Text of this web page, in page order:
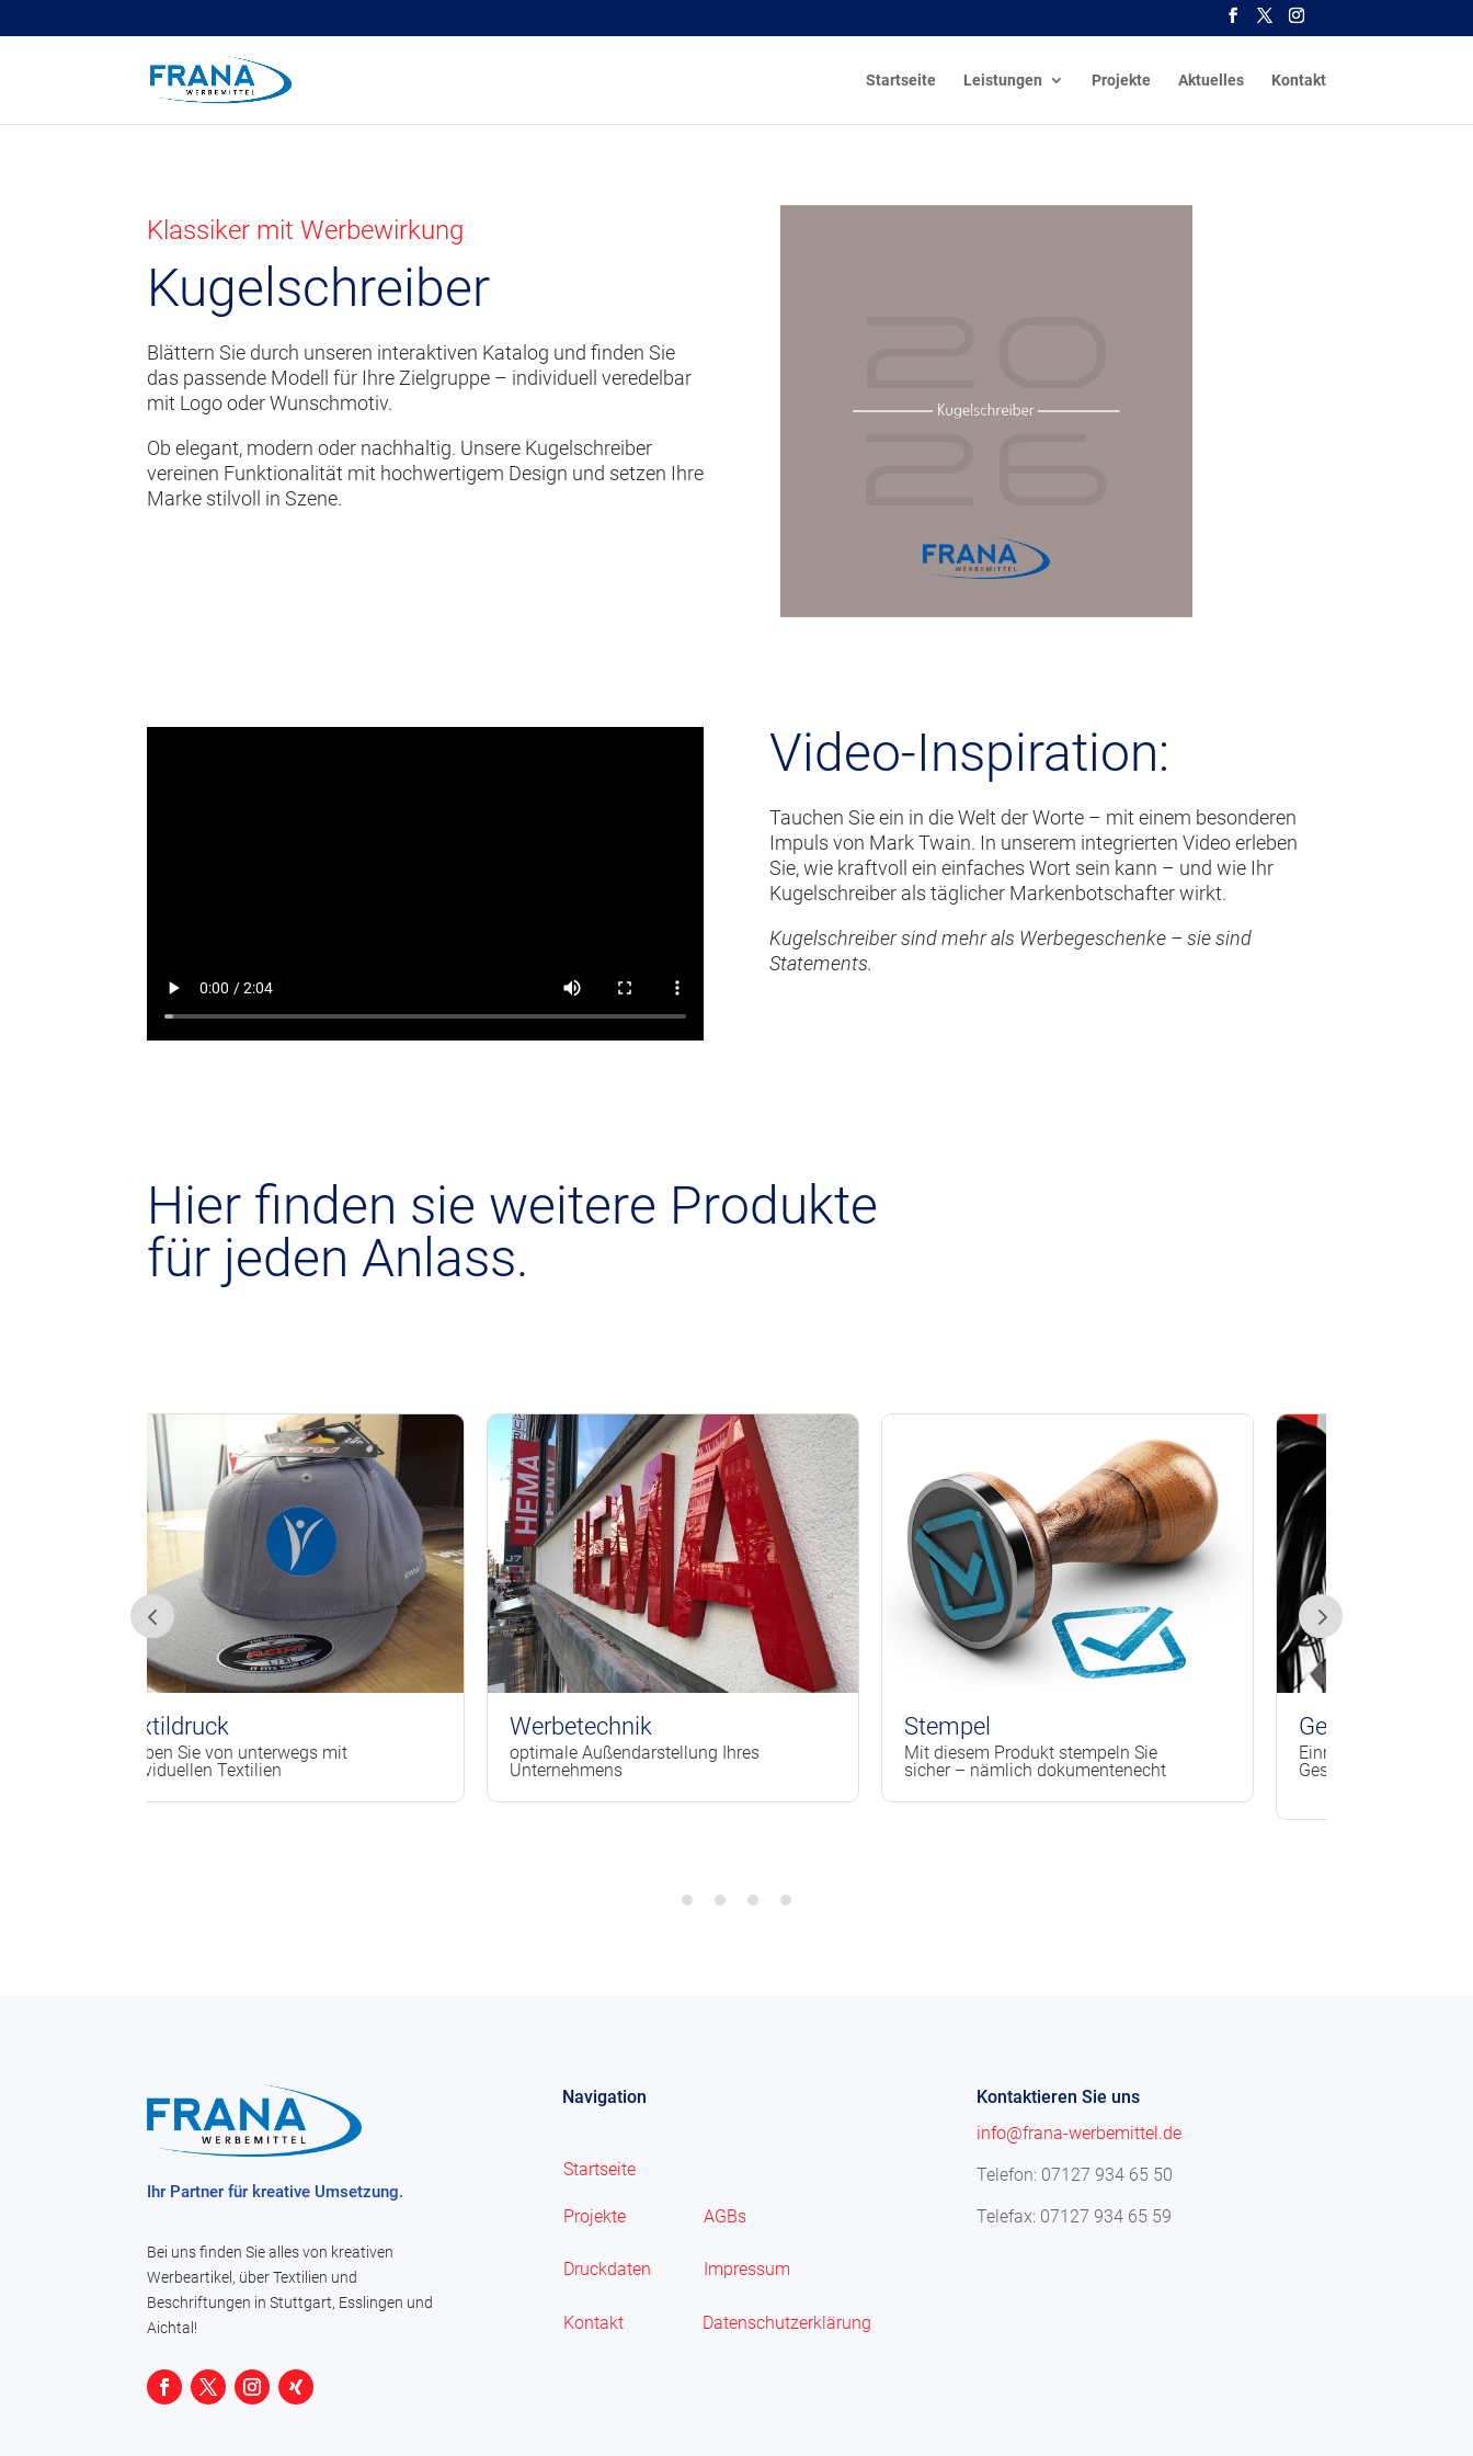
Startseite Leistungen Projekte Aktuelles Kontakt
Klassiker mit Werbewirkung
Kugelschreiber
Blättern Sie durch unseren interaktiven Katalog und finden Sie
das passende Modell für Ihre Zielgruppe – individuell veredelbar
mit Logo oder Wunschmotiv.
Ob elegant, modern oder nachhaltig. Unsere Kugelschreiber
vereinen Funktionalität mit hochwertigem Design und setzen Ihre
Marke stilvoll in Szene.
Video-Inspiration:
Tauchen Sie ein in die Welt der Worte – mit einem besonderen
Impuls von Mark Twain. In unserem integrierten Video erleben
Sie, wie kraftvoll ein einfaches Wort sein kann – und wie Ihr
Kugelschreiber als täglicher Markenbotschafter wirkt.
Kugelschreiber sind mehr als Werbegeschenke – sie sind
Statements.
Hier finden sie weitere Produkte
für jeden Anlass.
Werben Sie von unterwegs mit
individuellen Textilien
Werbetechnik
optimale Außendarstellung Ihres
Mit diesem Produkt stempeln Sie
sicher – nämlich dokumentenecht
Geschenke
Einmalige und individuelle
Geschenke für jeden Anlass
Ihr Partner für kreative Umsetzung.
Bei uns finden Sie alles von kreativen
Werbeartikel, über Textilien und
Beschriftungen in Stuttgart, Esslingen und
Aichtal!
Navigation
Startseite
Projekte AGBs
Druckdaten Impressum
Kontakt Datenschutzerklärung
Kontaktieren Sie uns
info@frana-werbemittel.de
Telefon: 07127 934 65 50
Telefax: 07127 934 65 59